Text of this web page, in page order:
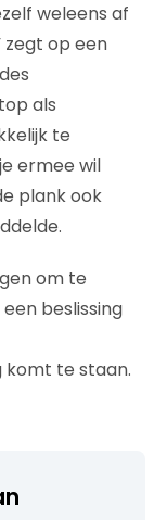
weleens af
zegt op een
als
te
ermee wil
plank ook
.
om te
beslissing
komt te staan.